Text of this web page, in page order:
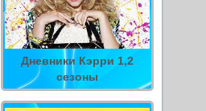
Дневники Кэрри 1,2
сезоны